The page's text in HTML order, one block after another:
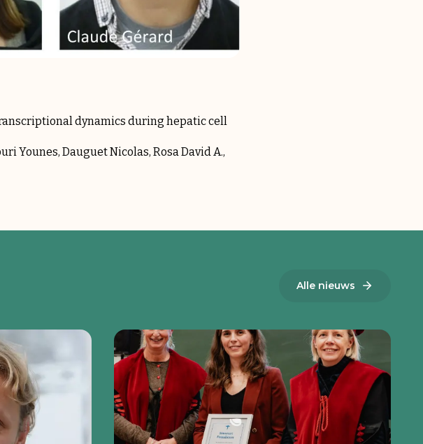
dynamics during hepatic cell
Younes, Dauguet Nicolas, Rosa David A.,
Alle nieuws